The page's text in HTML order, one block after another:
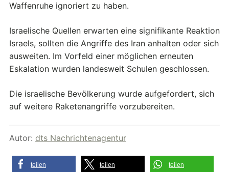
Waffenruhe ignoriert zu haben.
Israelische Quellen erwarten eine signifikante Reaktion
Israels, sollten die Angriffe des Iran anhalten oder sich
ausweiten. Im Vorfeld einer möglichen erneuten
Eskalation wurden landesweit Schulen geschlossen.
Die israelische Bevölkerung wurde aufgefordert, sich
auf weitere Raketenangriffe vorzubereiten.
Autor: dts Nachrichtenagentur
teilen teilen teilen